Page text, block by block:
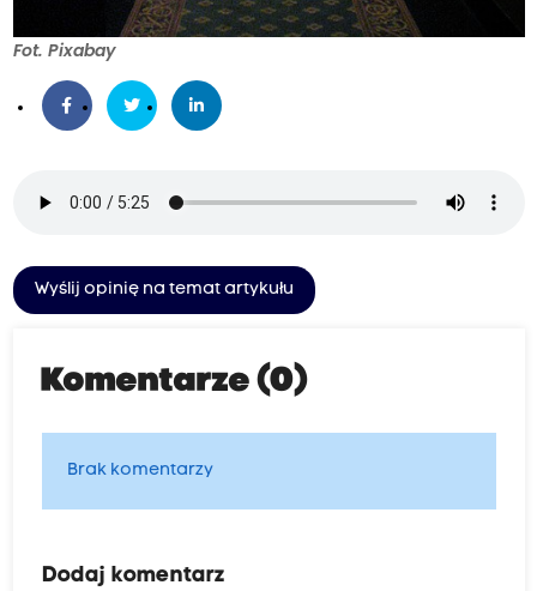
Fot. Pixabay
Wyślij opinię na temat artykułu
Komentarze (0)
Brak komentarzy
Dodaj komentarz